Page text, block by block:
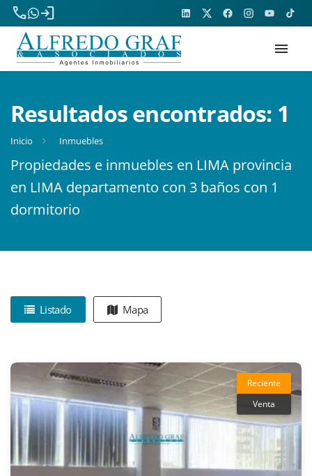
phone
login
menu
Resultados encontrados: 1
Inicio Inmuebles
Propiedades e inmuebles en LIMA provincia
en LIMA departamento con 3 baños con 1
dormitorio
Listado Mapa
Reciente
Venta